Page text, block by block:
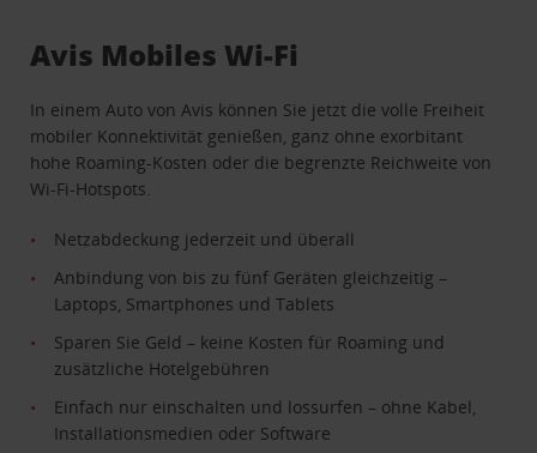
Avis Mobiles Wi-Fi
In einem Auto von Avis können Sie jetzt die volle Freiheit
mobiler Konnektivität genießen, ganz ohne exorbitant
hohe Roaming-Kosten oder die begrenzte Reichweite von
Wi-Fi-Hotspots.
Netzabdeckung jederzeit und überall
Anbindung von bis zu fünf Geräten gleichzeitig –
Laptops, Smartphones und Tablets
Sparen Sie Geld – keine Kosten für Roaming und
zusätzliche Hotelgebühren
Einfach nur einschalten und lossurfen – ohne Kabel,
Installationsmedien oder Software